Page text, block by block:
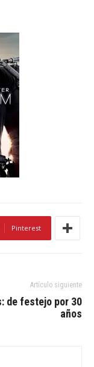
Pinterest
Artículo siguiente
de festejo por 30
años